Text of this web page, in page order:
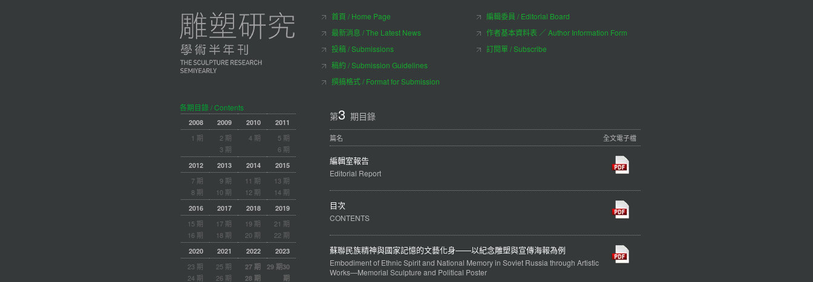
首頁 / Home Page
最新消息 / The Latest News
投稿 / Submissions
稿約 / Submission Guidelines
撰搞格式 / Format for Submission
編輯委員 / Editorial Board
作者基本資料表 ／ Author Information Form
訂閱單 / Subscribe
各期目錄 / Contents
2008 2009 2010 2011
1 期
2 期
3 期
4 期
5 期
6 期
2012 2013 2014 2015
7 期
8 期
9 期
10 期
11 期
12 期
13 期
14 期
2016 2017 2018 2019
15 期
16 期
17 期
18 期
19 期
20 期
21 期
22 期
2020 2021 2022 2023
23 期
24 期
25 期
26 期
27 期
28 期
29 期 30
期
第3 期目錄
篇名 全文電子檔
編輯室報告
Editorial Report
目次
CONTENTS
蘇聯民族精神與國家記憶的文藝化身——以紀念雕塑與宣傳海報為例
Embodiment of Ethnic Spirit and National Memory in Soviet Russia through Artistic
Works—Memorial Sculpture and Political Poster